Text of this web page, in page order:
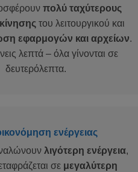
πολύ ταχύτερους
του λειτουργικού και
εφαρμογών και αρχείων.
λεπτά – όλα γίνονται σε
δευτερόλεπτα.
ενέργειας
λιγότερη ενέργεια,
σε μεγαλύτερη